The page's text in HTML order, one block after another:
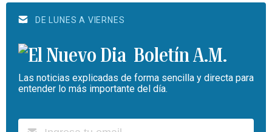
DE LUNES A VIERNES
Boletín A.M.
Las noticias explicadas de forma sencilla y directa para
entender lo más importante del día.